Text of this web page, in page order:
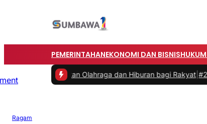
PEMERINTAHANEKONOMI DAN BISNIS
Olahraga dan Hiburan bagi Rakyat|#2 -Memasuki
Ragam